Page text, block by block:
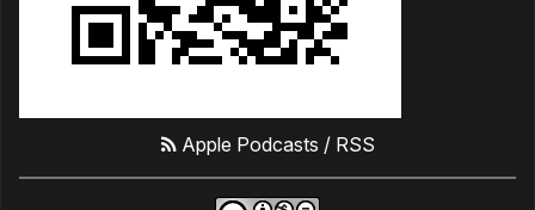
Apple Podcasts / RSS